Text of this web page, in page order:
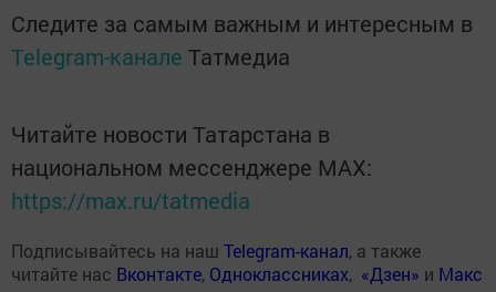
Следите за самым важным и интересным в
Telegram-канале Татмедиа
Читайте новости Татарстана в
национальном мессенджере MАХ:
https://max.ru/tatmedia
Подписывайтесь на наш Telegram-канал, а также
читайте нас Вконтакте, Одноклассниках, «Дзен» и Макс